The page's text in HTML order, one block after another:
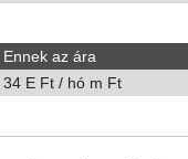
Ennek az ára
34 E Ft / hó m Ft